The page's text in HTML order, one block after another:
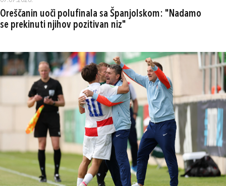
Oreščanin uoči polufinala sa Španjolskom: "Nadamo
se prekinuti njihov pozitivan niz"